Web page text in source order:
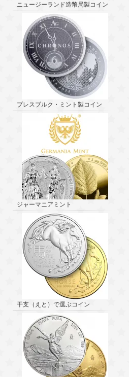
ニュージーランド造幣局製コイン
プレスブルク・ミント製コイン
ジャーマニアミント
干支（えと）で選ぶコイン